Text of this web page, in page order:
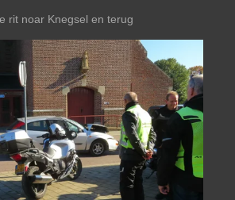
rit noar Knegsel en terug